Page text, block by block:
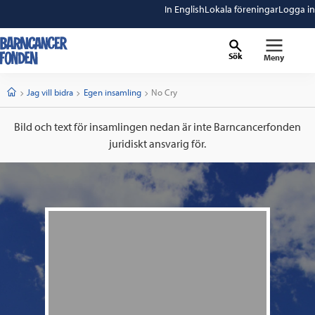
In EnglishLokala föreningarLogga in
Sök Meny
StartJag vill bidra Egen insamling Current:
No Cry
Bild och text för insamlingen nedan är inte Barncancerfonden
juridiskt ansvarig för.